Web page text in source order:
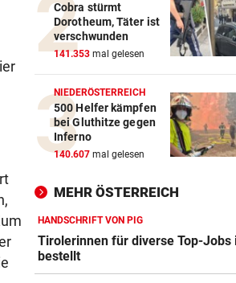
ANDREAS HERZOG: vor
„Nur Pflicht erfüllt,
Ausrufezeichen!“
VERATSCHNIG GEGEN „EX“
Bullen-Ass: „Dann würde ich
gegen den WAC jubeln!“
„EXTREM ANSTRENGEND“ vor
Arzt auf Auslandsmission:
„Südsudan ist vergessen“
MÜHSAME ENERGIEWENDE vor
Heikler Kraftakt: Neue
brauchen Geduld
Cobra stürmt
Dorotheum, Täter ist
verschwunden
141.353 mal gelesen
NIEDERÖSTERREICH
500 Helfer kämpfen
bei Gluthitze gegen
Inferno
140.607 mal gelesen
MEHR ÖSTERREICH
HANDSCHRIFT VON PIG
Tirolerinnen für diverse Top-Jobs
bestellt